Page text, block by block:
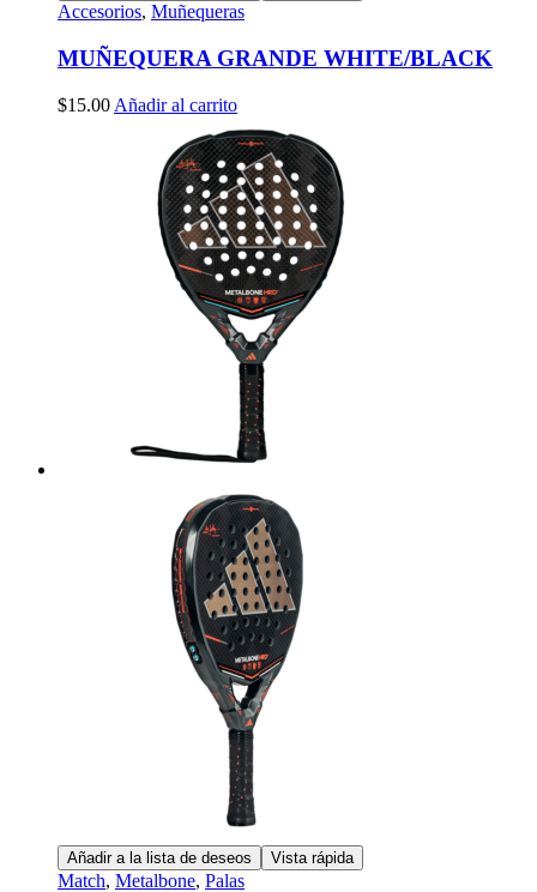
Accesorios, Muñequeras
MUÑEQUERA GRANDE WHITE/BLACK
$15.00 Añadir al carrito
Añadir a la lista de deseos Vista rápida
Match, Metalbone, Palas